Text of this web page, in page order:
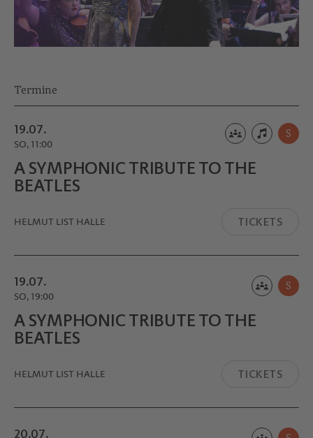
Termine
19.07.
SO, 11:00
S
A SYMPHONIC TRIBUTE TO THE
BEATLES
HELMUT LIST HALLE TICKETS
19.07.
SO, 19:00
S
A SYMPHONIC TRIBUTE TO THE
BEATLES
HELMUT LIST HALLE TICKETS
20.07.